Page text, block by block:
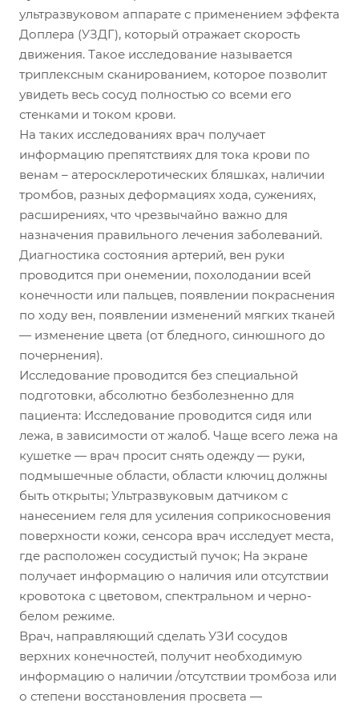
ультразвуковом аппарате с применением эффекта
Доплера (УЗДГ), который отражает скорость
движения. Такое исследование называется
триплексным сканированием, которое позволит
увидеть весь сосуд полностью со всеми его
стенками и током крови.
На таких исследованиях врач получает
информацию препятствиях для тока крови по
венам – атеросклеротических бляшках, наличии
тромбов, разных деформациях хода, сужениях,
расширениях, что чрезвычайно важно для
назначения правильного лечения заболеваний.
Диагностика состояния артерий, вен руки
проводится при онемении, похолодании всей
конечности или пальцев, появлении покраснения
по ходу вен, появлении изменений мягких тканей
— изменение цвета (от бледного, синюшного до
почернения).
Исследование проводится без специальной
подготовки, абсолютно безболезненно для
пациента: Исследование проводится сидя или
лежа, в зависимости от жалоб. Чаще всего лежа на
кушетке — врач просит снять одежду — руки,
подмышечные области, области ключиц должны
быть открыты; Ультразвуковым датчиком с
нанесением геля для усиления соприкосновения
поверхности кожи, сенсора врач исследует места,
где расположен сосудистый пучок; На экране
получает информацию о наличия или отсутствии
кровотока с цветовом, спектральном и черно-
белом режиме.
Врач, направляющий сделать УЗИ сосудов
верхних конечностей, получит необходимую
информацию о наличии /отсутствии тромбоза или
о степени восстановления просвета —